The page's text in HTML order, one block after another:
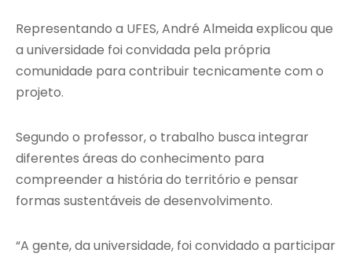
Representando a UFES, André Almeida explicou que
a universidade foi convidada pela própria
comunidade para contribuir tecnicamente com o
projeto.
Segundo o professor, o trabalho busca integrar
diferentes áreas do conhecimento para
compreender a história do território e pensar
formas sustentáveis de desenvolvimento.
“A gente, da universidade, foi convidado a participar